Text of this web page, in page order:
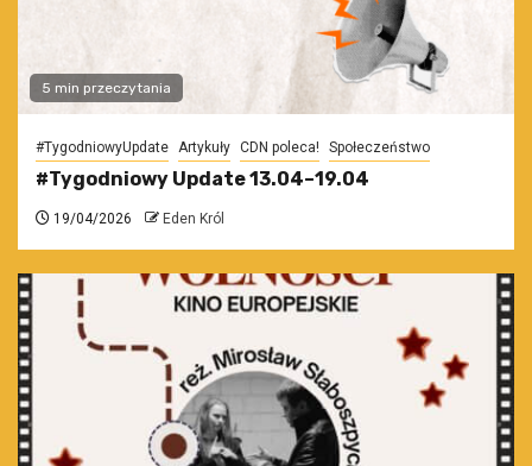
5 min przeczytania
#TygodniowyUpdate Artykuły CDN poleca! Społeczeństwo
#Tygodniowy Update 13.04–19.04
19/04/2026 Eden Król